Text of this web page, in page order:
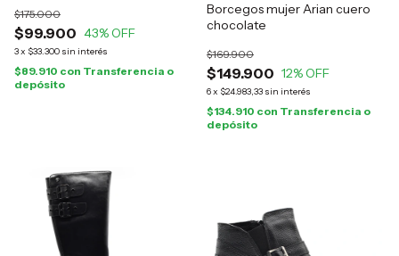
$99.900
$175.000
43% OFF
3x $33.300 sin interés
$89.910 con Transferencia o
depósito
Borcegos mujer Arian cuero
chocolate
$149.900
$169.900
12% OFF
6x $24.983,33 sin interés
$134.910 con Transferencia o
depósito